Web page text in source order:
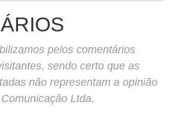
pelos comentários
sendo certo que as
não representam a opinião
Ltda.